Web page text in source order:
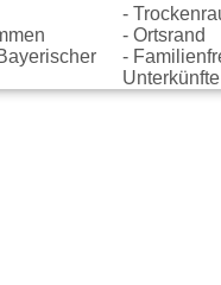
-
- Ortsrand
-